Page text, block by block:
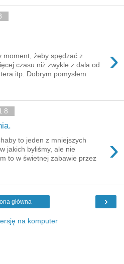
›
moment, żeby spędzać z
czasu niż zwykle z dala od
itp. Dobrym pomysłem
›
to jeden z mniejszych
jakich byliśmy, ale nie
to w świetnej zabawie przez
›
główna
na komputer